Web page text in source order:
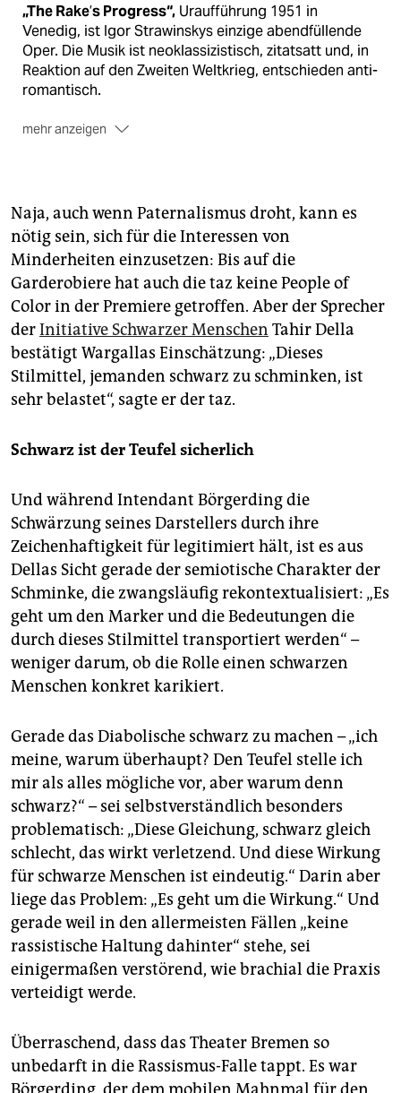
„The Rake’s Progress“, Uraufführung 1951 in
Venedig, ist Igor Strawinskys einzige abendfüllende
Oper. Die Musik ist neoklassizistisch, zitatsatt und, in
Reaktion auf den Zweiten Weltkrieg, entschieden anti-
romantisch.
mehr anzeigen
Geschichte Tom Rakewells erzählt, der durch Geld –
und im Libretto durch den teuflischen Nick Shadow –
zum Lotterleben verführt und in der Folge wahnsinnig
wird. Dramatisiert und in barockisierende Verse
gebracht hatten das Dichterfürst W. H. Auden und
Librettoknecht Chester Kallman.
Die Bremer Produktionkrankt an der schlechten
Aussprache der Sänger. Die Regie setzt auf
karikaturhafte Ausstattung und ironische Reprisen
von illusionstheatralen Verblüffungseffekten mit Licht
und Rauch. Ohne Nick Shadow schwarz zu machen,
Börgerding zu bedenken.
Naja, auch wenn Paternalismus droht, kann es
nötig sein, sich für die Interessen von
Minderheiten einzusetzen: Bis auf die
Garderobiere hat auch die taz keine People of
Color in der Premiere getroffen. Aber der Sprecher
derInitiative Schwarzer Menschen Tahir Della
bestätigt Wargallas Einschätzung: „Dieses
Stilmittel, jemanden schwarz zu schminken, ist
sehr belastet“, sagte er der taz.
Schwarz ist der Teufel sicherlich
Und während Intendant Börgerding die
Schwärzung seines Darstellers durch ihre
Zeichenhaftigkeit für legitimiert hält, ist es aus
Dellas Sicht gerade der semiotische Charakter der
Schminke, die zwangsläufig rekontextualisiert: „Es
geht um den Marker und die Bedeutungen die
durch dieses Stilmittel transportiert werden“ –
weniger darum, ob die Rolle einen schwarzen
Menschen konkret karikiert.
Gerade das Diabolische schwarz zu machen – „ich
meine, warum überhaupt? Den Teufel stelle ich
mir als alles mögliche vor, aber warum denn
schwarz?“ – sei selbstverständlich besonders
problematisch: „Diese Gleichung, schwarz gleich
schlecht, das wirkt verletzend. Und diese Wirkung
für schwarze Menschen ist eindeutig.“ Darin aber
liege das Problem: „Es geht um die Wirkung.“ Und
gerade weil in den allermeisten Fällen „keine
rassistische Haltung dahinter“ stehe, sei
einigermaßen verstörend, wie brachial die Praxis
verteidigt werde.
Überraschend, dass das Theater Bremen so
unbedarft in die Rassismus-Falle tappt. Es war